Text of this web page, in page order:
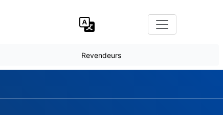
Revendeurs